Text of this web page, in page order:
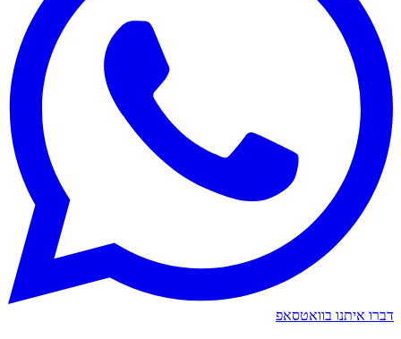
דברו איתנו בוואטסאפ